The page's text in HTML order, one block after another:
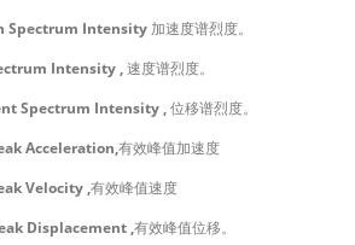
Spectrum Intensity 加速度谱烈度。
Intensity ,速度谱烈度。
Spectrum Intensity ,位移谱烈度。
Acceleration,有效峰值加速度
Velocity ,有效峰值速度
Displacement ,有效峰值位移。